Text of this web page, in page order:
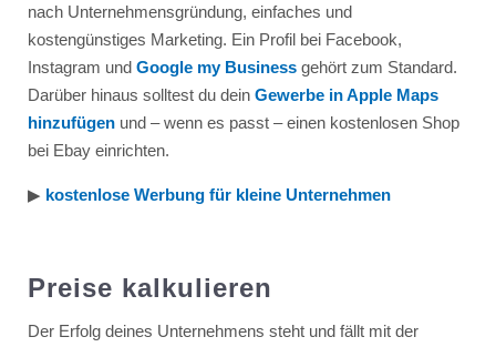
nach Unternehmensgründung, einfaches und
kostengünstiges Marketing. Ein Profil bei Facebook,
Instagram und Google my Businessgehört zum Standard.
Darüber hinaus solltest du dein Gewerbe in Apple Maps
hinzufügenund – wenn es passt – einen kostenlosen Shop
bei Ebay einrichten.
▶︎ kostenlose Werbung für kleine Unternehmen
Preise kalkulieren
Der Erfolg deines Unternehmens steht und fällt mit der